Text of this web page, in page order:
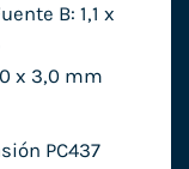
B: 1,1 x
x 3,0 mm
PC437